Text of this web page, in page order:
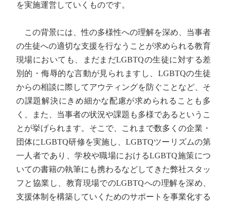
を実施運営していくものです。
この背景には、性の多様性への理解を深め、当事者
の生徒への適切な支援を行なうことが求められる教育
現場においても、まだまだLGBTQの生徒に対する差
別的・侮辱的な言動が見られますし、LGBTQの生徒
からの相談に際してアウティングを防ぐことなど、そ
の課題解決にきめ細かな配慮が求められることも多
く、また、当事者の状況や課題も多様であるというこ
とが挙げられます。そこで、これまで数多くの企業・
団体にLGBTQ研修を実施し、LGBTQツーリズムの第
一人者であり、学校や職場におけるLGBTQ施策につ
いての書籍の執筆にも携わるなどしてきた弊社スタッ
フと協業し、教育現場でのLGBTQへの理解を深め、
支援体制を構築していくためのサポートを事業化する